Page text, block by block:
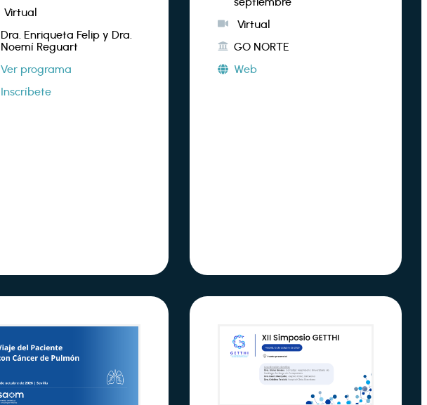
Virtual
Dra. Enriqueta Felip y Dra.
Noemí Reguart
Ver programa
Inscríbete
Virtual
GO NORTE
Web